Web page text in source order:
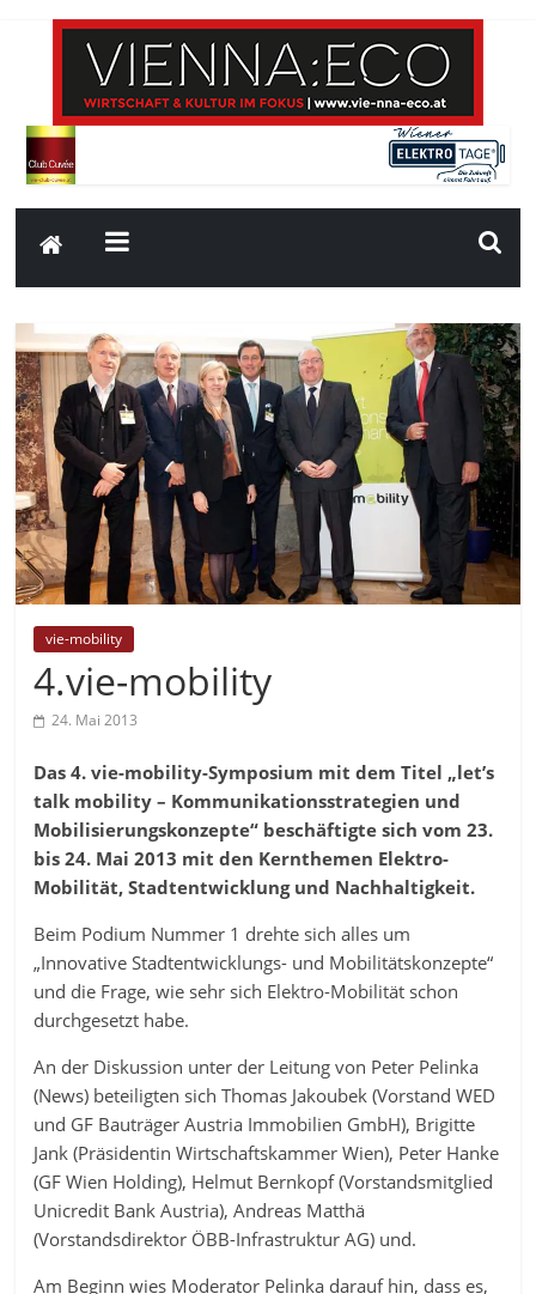
vie-mobility
4.vie-mobility
24. Mai 2013
Das 4. vie-mobility-Symposium mit dem Titel „let’s
talk mobility – Kommunikationsstrategien und
Mobilisierungskonzepte“ beschäftigte sich vom 23.
bis 24. Mai 2013 mit den Kernthemen Elektro-
Mobilität, Stadtentwicklung und Nachhaltigkeit.
Beim Podium Nummer 1 drehte sich alles um
„Innovative Stadtentwicklungs- und Mobilitätskonzepte“
und die Frage, wie sehr sich Elektro-Mobilität schon
durchgesetzt habe.
An der Diskussion unter der Leitung von Peter Pelinka
(News) beteiligten sich Thomas Jakoubek (Vorstand WED
und GF Bauträger Austria Immobilien GmbH), Brigitte
Jank (Präsidentin Wirtschaftskammer Wien), Peter Hanke
(GF Wien Holding), Helmut Bernkopf (Vorstandsmitglied
Unicredit Bank Austria), Andreas Matthä
(Vorstandsdirektor ÖBB-Infrastruktur AG) und.
Am Beginn wies Moderator Pelinka darauf hin, dass es,